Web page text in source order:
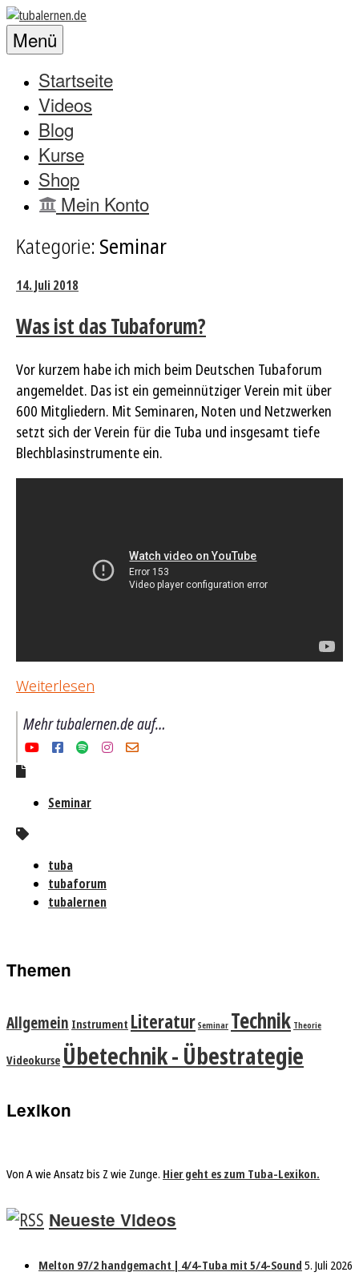
Zum
Inhalt
springen
tubalernen.de
Tuba
zum
klingen
Menü
Startseite
Videos
Blog
Kurse
Shop
Mein Konto
Kategorie:Seminar
14. Juli 2018
Was ist das Tubaforum?
Vor kurzem habe ich mich beim Deutschen Tubaforum
angemeldet. Das ist ein gemeinnütziger Verein mit über
600 Mitgliedern. Mit Seminaren, Noten und Netzwerken
setzt sich der Verein für die Tuba und insgesamt tiefe
Blechblasinstrumente ein.
Weiterlesen
Mehr tubalernen.de auf…
Seminar
tuba
tubaforum
tubalernen
Themen
Allgemein Instrument LiteraturSeminar Technik Theorie
Videokurse Übetechnik - Übestrategie
Lexikon
Von A wie Ansatz bis Z wie Zunge. Hier geht es zum Tuba-Lexikon.
Neueste Videos
Melton 97/2 handgemacht | 4/4-Tuba mit 5/4-Sound5. Juli 2026